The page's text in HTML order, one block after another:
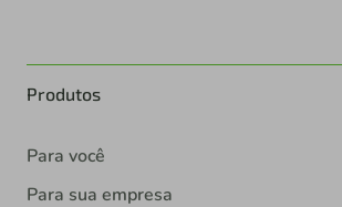
Produtos
Para você
Para sua empresa